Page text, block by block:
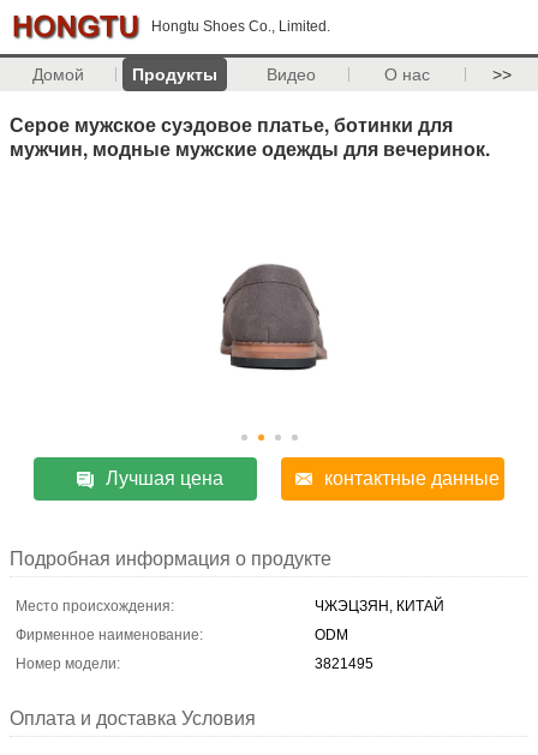
Hongtu Shoes Co., Limited.
Домой Продукты Видео О нас >>
Серое мужское суэдовое платье, ботинки для
мужчин, модные мужские одежды для вечеринок.
Лучшая цена контактные данные
Подробная информация о продукте
Место происхождения:
ЧЖЭЦЗЯН, КИТАЙ
Фирменное наименование:
ODM
Номер модели:
3821495
Оплата и доставка Условия